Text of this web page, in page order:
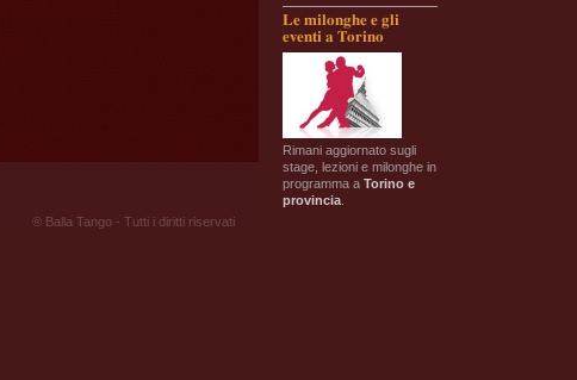
Le milonghe e gli
eventi a Torino
Rimani aggiornato sugli
stage, lezioni e milonghe in
programma a Torino e
provincia
® Balla Tango - Tutti i diritti riservati